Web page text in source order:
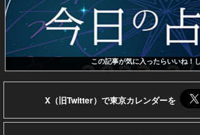
この記事が気に入ったらいいね！
X（旧Twitter）で東京カレンダーを